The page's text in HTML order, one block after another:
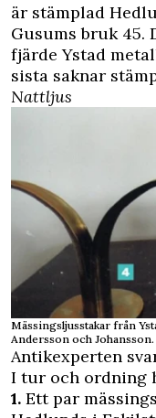
är stämplad
Gusums bruk 45.
fjärde Ystad
sista saknar
Nattljus
Mässingsljusstakar från
Andersson och Johansson.
Antikexperten
I tur och ordning
1. Ett par